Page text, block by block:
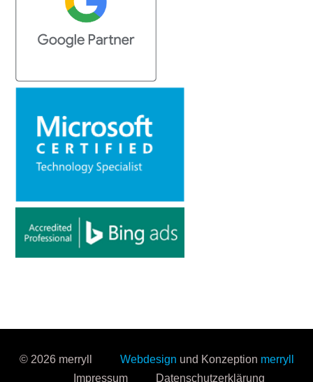
© 2026 merryll Webdesign und Konzeption merryll
Impressum
Datenschutzerklärung